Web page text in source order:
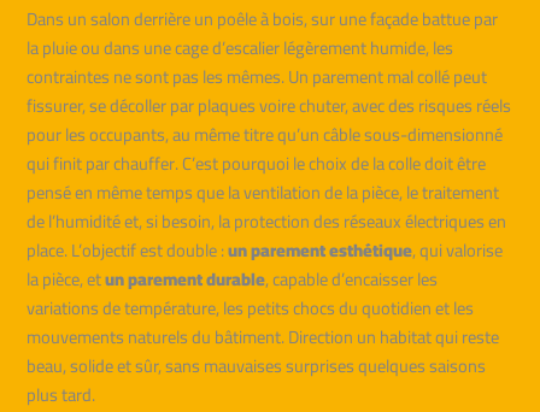
Dans un salon derrière un poêle à bois, sur une façade battue par
la pluie ou dans une cage d’escalier légèrement humide, les
contraintes ne sont pas les mêmes. Un parement mal collé peut
fissurer, se décoller par plaques voire chuter, avec des risques réels
pour les occupants, au même titre qu’un câble sous-dimensionné
qui finit par chauffer. C’est pourquoi le choix de la colle doit être
pensé en même temps que la ventilation de la pièce, le traitement
de l’humidité et, si besoin, la protection des réseaux électriques en
place. L’objectif est double :un parement esthétique, qui valorise
la pièce, etun parement durable, capable d’encaisser les
variations de température, les petits chocs du quotidien et les
mouvements naturels du bâtiment. Direction un habitat qui reste
beau, solide et sûr, sans mauvaises surprises quelques saisons
plus tard.